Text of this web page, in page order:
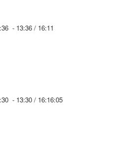
- 13:36 / 16:11
- 13:30 / 16:16:05